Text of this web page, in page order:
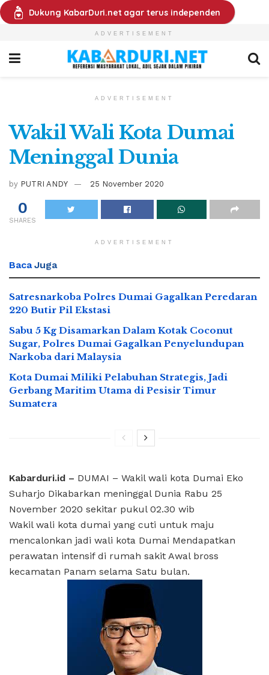
Dukung KabarDuri.net agar terus independen
ADVERTISEMENT
ADVERTISEMENT
Wakil Wali Kota Dumai
Meninggal Dunia
by PUTRI ANDY 25 November 2020
0
SHARES
ADVERTISEMENT
Baca Juga
Satresnarkoba Polres Dumai Gagalkan Peredaran
220 Butir Pil Ekstasi
Sabu 5 Kg Disamarkan Dalam Kotak Coconut
Sugar, Polres Dumai Gagalkan Penyelundupan
Narkoba dari Malaysia
Kota Dumai Miliki Pelabuhan Strategis, Jadi
Gerbang Maritim Utama di Pesisir Timur
Sumatera
Kabarduri.id – DUMAI – Wakil wali kota Dumai Eko
Suharjo Dikabarkan meninggal Dunia Rabu 25
November 2020 sekitar pukul 02.30 wib
Wakil wali kota dumai yang cuti untuk maju
mencalonkan jadi wali kota Dumai Mendapatkan
perawatan intensif di rumah sakit Awal bross
kecamatan Panam selama Satu bulan.